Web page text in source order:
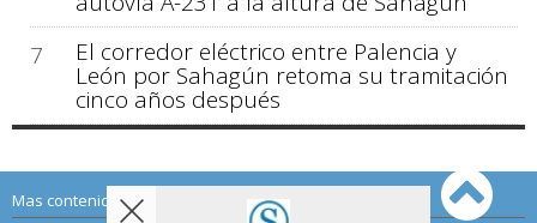
7
El corredor eléctrico entre Palencia y
León por Sahagún retoma su tramitación
cinco años después
Mas contenido de Sahagún Digital: